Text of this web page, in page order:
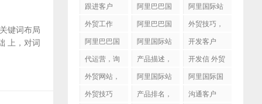
键词布局
上，对词
国际站托管
服务，阿里
服务
跟进客户
阿里巴巴国
阿里国际站
外贸工作
阿里巴巴国
作
外贸技巧，
阿里巴巴国
化
阿里国际站
开发客户
代运营，询
产品描述，
开发信 外贸
外贸网站，
阿里国际站
阿里国际国
外贸技巧
产品排名，
沟通客户